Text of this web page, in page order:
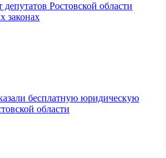
Ростовской области
законах
бесплатную юридическую
области